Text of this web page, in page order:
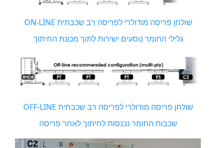
ON-LINE שולחן פריסה מודולרי לפריסה רב שכבתית
גלילי החומר נוסעים ישירות לתוך מכונת החיתוך
OFF-LINE שולחן פריסה מודולרי לפריסה רב שכבתית
שכבות החומר נכנסות לחיתוך לאחר פריסה